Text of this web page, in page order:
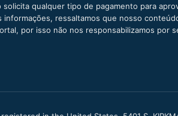
qualquer tipo de pagamento para
ressaltamos que nosso
por isso não nos responsabilizamos